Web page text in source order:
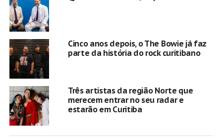
Cinco anos depois, o The Bowie já faz
parte da história do rock curitibano
Três artistas da região Norte que
merecem entrar no seu radar e
estarão em Curitiba